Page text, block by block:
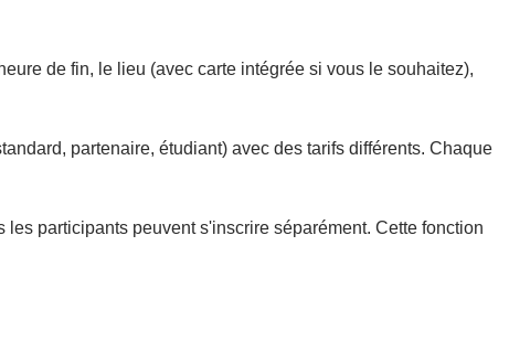
de fin, le lieu (avec carte intégrée si vous le souhaitez),
partenaire, étudiant) avec des tarifs différents. Chaque
participants peuvent s'inscrire séparément. Cette fonction